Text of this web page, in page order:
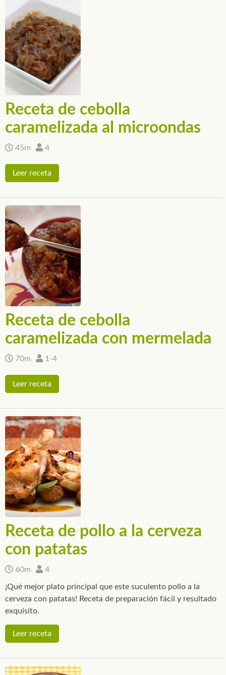
Receta de cebolla
caramelizada al microondas
45m 4
Leer receta
Receta de cebolla
caramelizada con mermelada
70m 1-4
Leer receta
Receta de pollo a la cerveza
con patatas
60m 4
¡Qué mejor plato principal que este suculento pollo a la
cerveza con patatas! Receta de preparación fácil y resultado
exquisito.
Leer receta